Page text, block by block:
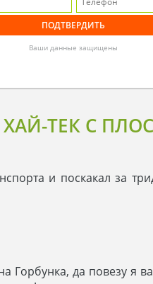
Ваши данные защищены
ТЕК С
и поскакал за
Горбунка, да повезу я